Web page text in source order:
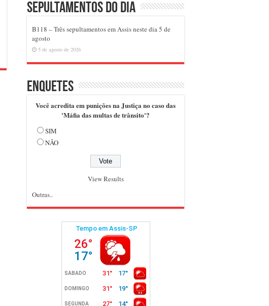
Sepultamentos do dia
B118 – Três sepultamentos em Assis neste dia 5 de
agosto
5 de agosto de 2026
Enquetes
Você acredita em punições na Justiça no caso das
'Máfia das multas de trânsito'?
SIM
NÃO
View Results
Outras..